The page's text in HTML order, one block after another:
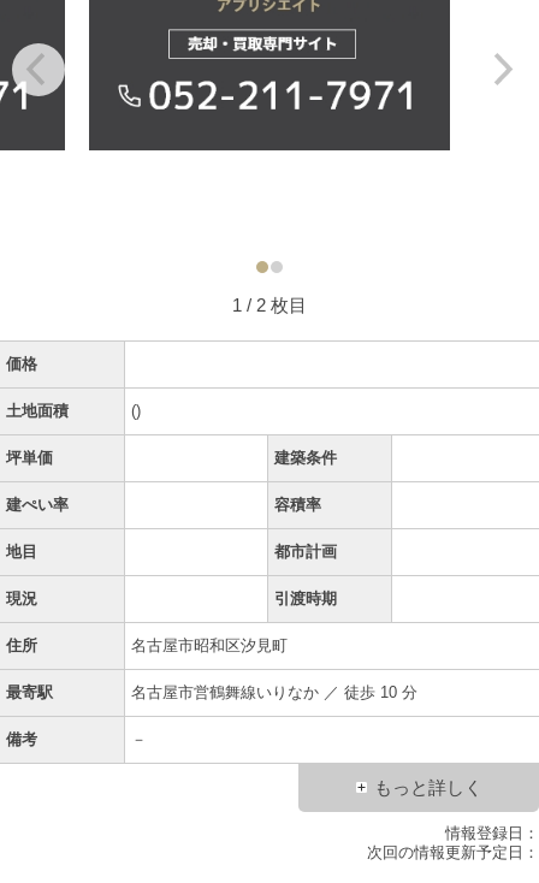
1 / 2 枚目
価格
土地面積 ()
坪単価 建築条件
建ぺい率 容積率
地目 都市計画
現況 引渡時期
住所 名古屋市昭和区汐見町
最寄駅 名古屋市営鶴舞線いりなか ／ 徒歩 10 分
備考 －
もっと詳しく
情報登録日：
次回の情報更新予定日：